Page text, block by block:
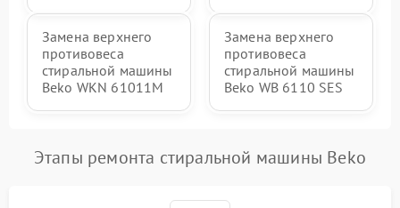
Замена верхнего
противовеса
стиральной машины
Beko WKN 61011M
Замена верхнего
противовеса
стиральной машины
Beko WB 6110 SES
Этапы ремонта стиральной машины Beko